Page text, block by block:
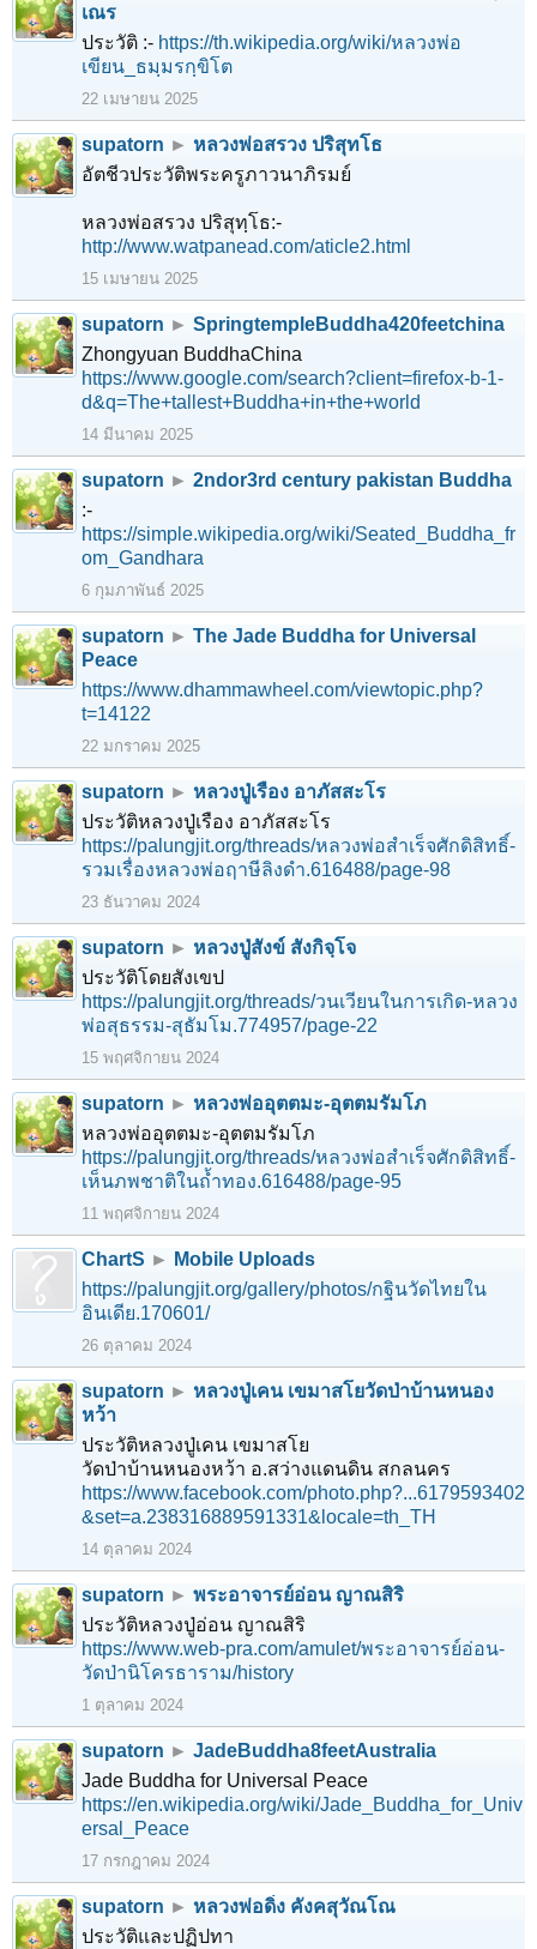
เณร
ประวัติ :- https://th.wikipedia.org/wiki/หลวงพ่อ
เขียน_ธมฺมรกฺขิโต
22 เมษายน 2025
supatorn ► หลวงพ่อสรวง ปริสุทโธ
อัตชีวประวัติพระครูภาวนาภิรมย์
หลวงพ่อสรวง ปริสุทฺโธ:-
http://www.watpanead.com/aticle2.html
15 เมษายน 2025
supatorn ► SpringtempleBuddha420feetchina
Zhongyuan BuddhaChina
https://www.google.com/search?client=firefox-b-1-
d&q=The+tallest+Buddha+in+the+world
14 มีนาคม 2025
supatorn ► 2ndor3rd century pakistan Buddha
:-
https://simple.wikipedia.org/wiki/Seated_Buddha_fr
om_Gandhara
6 กุมภาพันธ์ 2025
supatorn ► The Jade Buddha for Universal
Peace
https://www.dhammawheel.com/viewtopic.php?
t=14122
22 มกราคม 2025
supatorn ► หลวงปู่เรือง อาภัสสะโร
ประวัติหลวงปู่เรือง อาภัสสะโร
https://palungjit.org/threads/หลวงพ่อสำเร็จศักดิสิทธิ์-
รวมเรื่องหลวงพ่อฤาษีลิงดำ.616488/page-98
23 ธันวาคม 2024
supatorn ► หลวงปู่สังข์ สังกิจฺโจ
ประวัติโดยสังเขป
https://palungjit.org/threads/วนเวียนในการเกิด-หลวง
พ่อสุธรรม-สุธัมโม.774957/page-22
15 พฤศจิกายน 2024
supatorn ► หลวงพ่ออุตตมะ-อุตตมรัมโภ
หลวงพ่ออุตตมะ-อุตตมรัมโภ
https://palungjit.org/threads/หลวงพ่อสำเร็จศักดิสิทธิ์-
เห็นภพชาติในถ้ำทอง.616488/page-95
11 พฤศจิกายน 2024
ChartS ► Mobile Uploads
https://palungjit.org/gallery/photos/กฐินวัดไทยใน
อินเดีย.170601/
26 ตุลาคม 2024
supatorn ► หลวงปู่เคน เขมาสโยวัดป่าบ้านหนอง
หว้า
ประวัติหลวงปู่เคน เขมาสโย
วัดป่าบ้านหนองหว้า อ.สว่างแดนดิน สกลนคร
https://www.facebook.com/photo.php?...6179593402
&set=a.238316889591331&locale=th_TH
14 ตุลาคม 2024
supatorn ► พระอาจารย์อ่อน ญาณสิริ
ประวัติหลวงปู่อ่อน ญาณสิริ
https://www.web-pra.com/amulet/พระอาจารย์อ่อน-
วัดป่านิโครธาราม/history
1 ตุลาคม 2024
supatorn ► JadeBuddha8feetAustralia
Jade Buddha for Universal Peace
https://en.wikipedia.org/wiki/Jade_Buddha_for_Univ
ersal_Peace
17 กรกฎาคม 2024
supatorn ► หลวงพ่อดิ่ง คังคสุวัณโณ
ประวัติและปฏิปทา